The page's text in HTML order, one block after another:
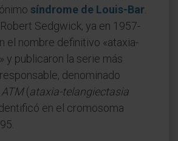
síndrome de Louis-Bar
Sedgwick, ya en 1957-
el nombre definitivo «ataxia-
y publicaron la serie más
denominado
ATM(ataxia-telangiectasia
en el cromosoma